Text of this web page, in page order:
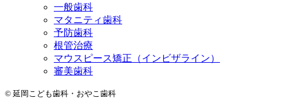
一般歯科
マタニティ歯科
予防歯科
根管治療
マウスピース矯正（インビザライン）
審美歯科
© 延岡こども歯科・おやこ歯科